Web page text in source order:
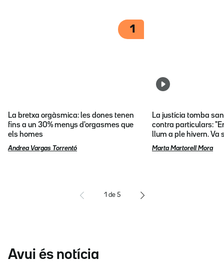
1
La bretxa orgàsmica: les dones tenen
fins a un 30% menys d'orgasmes que
els homes
Andrea Vargas Torrentó
La justícia tomba
contra particulars:
llum a ple hivern. Va
Marta Martorell Mora
1 de 5
Avui és notícia